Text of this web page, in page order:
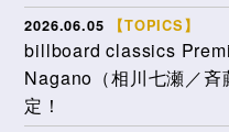
2026.06.05 【TOPICS】
billboard classics
Nagano（相川七瀬／
定！